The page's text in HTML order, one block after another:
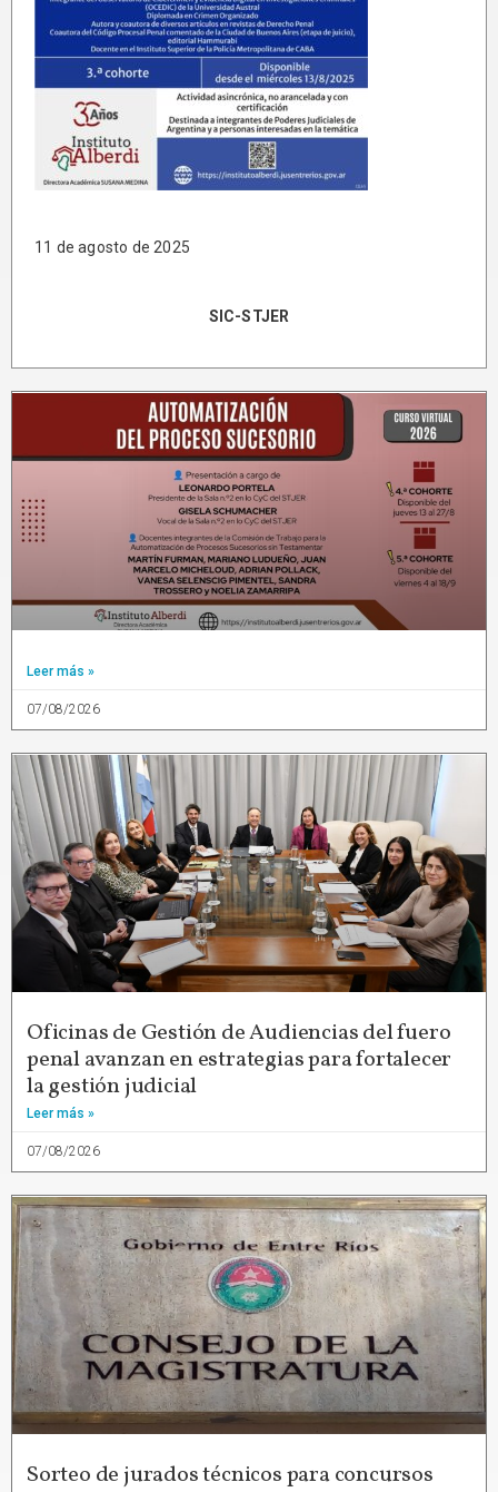
11 de agosto de 2025
SIC-STJER
Leer más »
07/08/2026
Oficinas de Gestión de Audiencias del fuero
penal avanzan en estrategias para fortalecer
la gestión judicial
Leer más »
07/08/2026
Sorteo de jurados técnicos para concursos